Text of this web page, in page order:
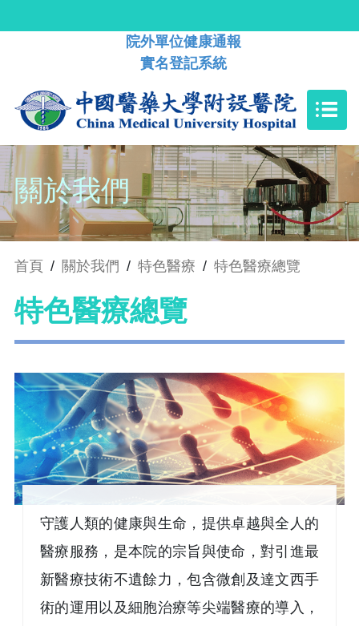
院外單位健康通報
實名登記系統
關於我們
首頁 / 關於我們 / 特色醫療 / 特色醫療總覽
特色醫療總覽
守護人類的健康與生命，提供卓越與全人的
醫療服務，是本院的宗旨與使命，對引進最
新醫療技術不遺餘力，包含微創及達文西手
術的運用以及細胞治療等尖端醫療的導入，